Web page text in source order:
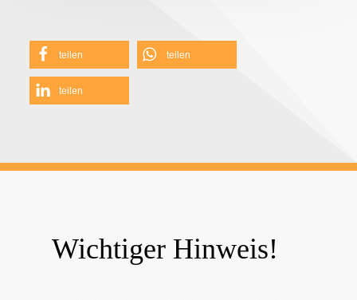
teilen teilen
teilen
Wichtiger Hinweis!